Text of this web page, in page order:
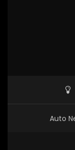
Auto